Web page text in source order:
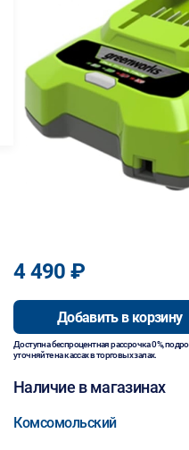
4 490 ₽
Добавить в корзину
Доступна беспроцентная рассрочка 0%,
уточняйте на кассах в торговых залах.
Наличие в магазинах
Комсомольский